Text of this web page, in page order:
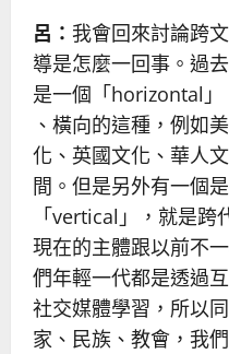
呂： 我會回來討論跨
導是怎麼一回事。過
是一個「horizontal」
、橫向的這種，例如
化、英國文化、華人
間。但是另外有一個是
「vertical」，就是跨
現在的主體跟以前不
們年輕一代都是透過
社交媒體學習，所以
家、民族、教會，我